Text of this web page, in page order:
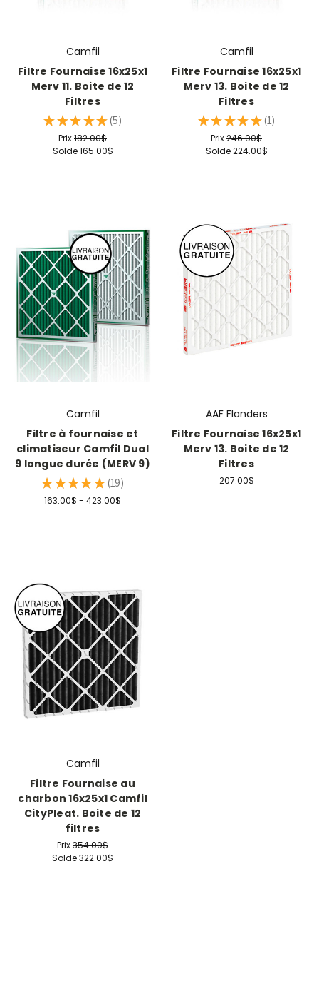
Camfil
Filtre Fournaise 16x25x1
Merv 11. Boite de 12
Filtres
★ ★ ★ ★ ★ 5
5
Prix182.00$
Solde165.00$
Camfil
Filtre Fournaise 16x25x1
Merv 13. Boite de 12
Filtres
★ ★ ★ ★ ★ 1
1
Prix246.00$
Solde224.00$
Camfil
Filtre à fournaise et
climatiseur Camfil Dual
9 longue durée (MERV 9)
★ ★ ★ ★ ★ 19
19
163.00$ - 423.00$
AAF Flanders
Filtre Fournaise 16x25x1
Merv 13. Boite de 12
Filtres
207.00$
Camfil
Filtre Fournaise au
charbon 16x25x1 Camfil
CityPleat. Boite de 12
filtres
Prix354.00$
Solde322.00$